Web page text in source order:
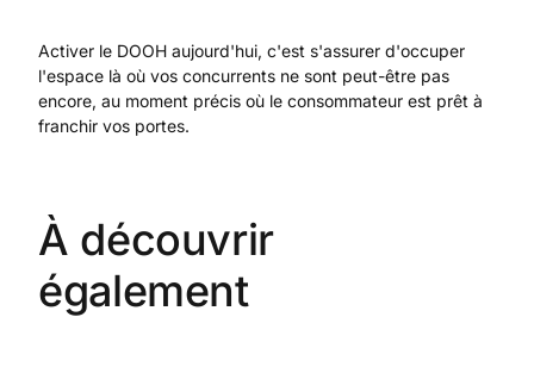
Activer le DOOH aujourd'hui, c'est s'assurer d'occuper
l'espace là où vos concurrents ne sont peut-être pas
encore, au moment précis où le consommateur est prêt à
franchir vos portes.
À découvrir
également